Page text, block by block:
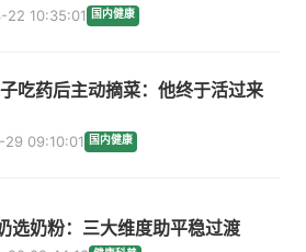
22 10:35:01 国内健康
吃药后主动摘菜：他终于活过来
09:10:01 国内健康
选奶粉：三大维度助平稳过渡